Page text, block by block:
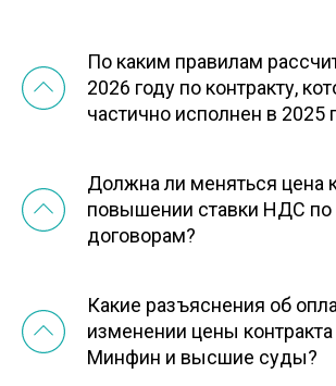
По каким правилам
2026 году по контракту,
частично исполнен в 2025
Должна ли меняться цена
повышении ставки НДС
договорам?
Какие разъяснения об
изменении цены
Минфин и высшие суды?